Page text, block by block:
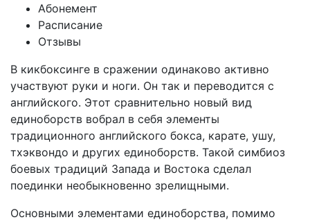
Абонемент
Расписание
Отзывы
В кикбоксинге в сражении одинаково активно
участвуют руки и ноги. Он так и переводится с
английского. Этот сравнительно новый вид
единоборств вобрал в себя элементы
традиционного английского бокса, карате, ушу,
тхэквондо и других единоборств. Такой симбиоз
боевых традиций Запада и Востока сделал
поединки необыкновенно зрелищными.
Основными элементами единоборства, помимо